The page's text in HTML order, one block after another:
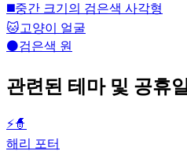
◼️중간 크기의 검은색 사각형
🐱고양이 얼굴
⚫검은색 원
관련된 테마 및 공휴일
⚡🧙
해리 포터